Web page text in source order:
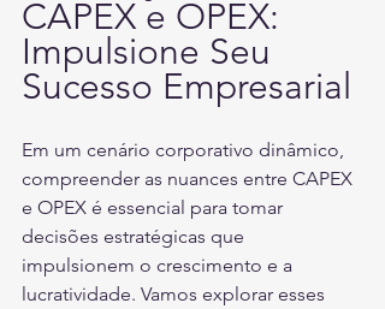
CAPEX e OPEX:
Impulsione Seu
Sucesso Empresarial
Em um cenário corporativo dinâmico,
compreender as nuances entre CAPEX
e OPEX é essencial para tomar
decisões estratégicas que
impulsionem o crescimento e a
lucratividade. Vamos explorar esses